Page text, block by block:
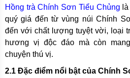
Hồng trà Chính Sơn Tiểu Chủng
quý giá đến từ vùng núi Chính
đến với chất lượng tuyệt vời, loại
hương vị độc đáo mà còn
chuyện thú vị.
2.1 Đặc điểm nổi bật của Chính